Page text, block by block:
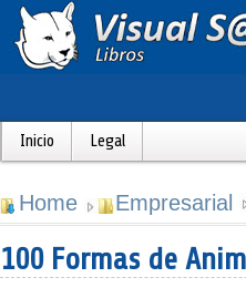
Inicio Legal
Home Empresarial
100 Formas de